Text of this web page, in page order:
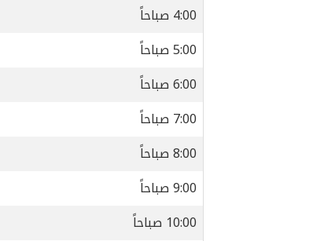
4:00 صباحاً
5:00 صباحاً
6:00 صباحاً
7:00 صباحاً
8:00 صباحاً
9:00 صباحاً
10:00 صباحاً